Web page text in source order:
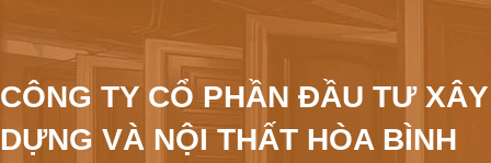
CÔNG TY CỔ PHẦN ĐẦU TƯ XÂY
DỰNG VÀ NỘI THẤT HÒA BÌNH